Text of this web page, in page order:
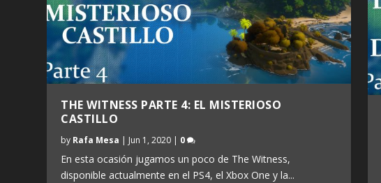
THE WITNESS PARTE 4: EL MISTERIOSO
CASTILLO
by Rafa Mesa | Jun 1, 2020 | 0
En esta ocasión jugamos un poco de The Witness,
disponible actualmente en el PS4, el Xbox One y la...